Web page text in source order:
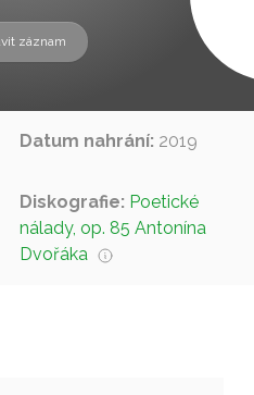
Osoby
záznam
Datum nahrání: 2019
Diskografie: Poetické
nálady, op. 85 Antonína
Dvořáka